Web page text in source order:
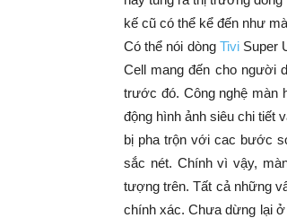
kế cũ có thể kể đến như
Có thể nói dòng TiviSuper
Cell mang đến cho người
trước đó. Công nghệ màn
động hình ảnh siêu chi tiết
bị pha trộn với cac bước
sắc nét. Chính vì vậy,
tượng trên. Tất cả những
chính xác. Chưa dừng lại